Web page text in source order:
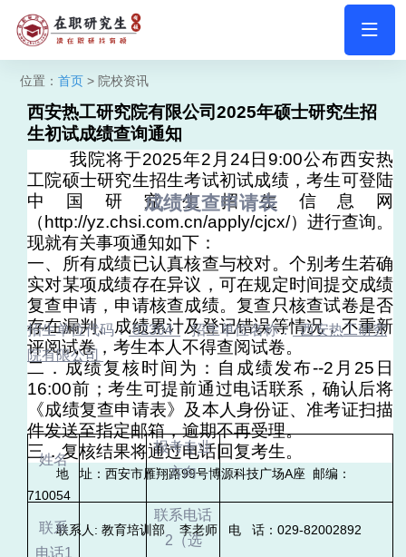
位置： 首页 > 院校资讯
西安热工研究院有限公司2025年硕士研究生招
生初试成绩查询通知
我院将于2025年2月24日9:00公布西安热
工院硕士研究生招生考试初试成绩，考生可登陆
中国研究生招生信息网
（http://yz.chsi.com.cn/apply/cjcx/）进行查询。
现就有关事项通知如下：
一、所有成绩已认真核查与校对。个别考生若确
实对某项成绩存在异议，可在规定时间提交成绩
复查申请，申请核查成绩。复查只核查试卷是否
存在漏判、成绩累计及登记错误等情况，不重新
评阅试卷，考生本人不得查阅试卷。
二．成绩复核时间为：自成绩发布--2月25日
16:00前；考生可提前通过电话联系，确认后将
《成绩复查申请表》及本人身份证、准考证扫描
件发送至指定邮箱，逾期不再受理。
三．复核结果将通过电话回复考生。
地 址：西安市雁翔路99号博源科技广场A座
邮编：
710054
联系人 :教育培训部 李老师 电 话：029-82002892
成绩复查申请表
招生单位代码：82304 招生单位名称： 西安热工研究
院有限公司
姓名
报考专业
方向
联系
电话1
联系电话
2 （选